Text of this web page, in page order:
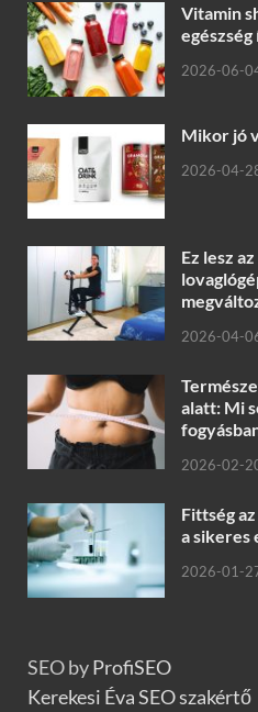
Vitamin
2026-06-
Mikor jó
2026-04-
Ez lesz
2026-04-
alatt: Mi
2026-02-
Fittség
a sikeres
2026-01-
SEO byProfiSEO
Kerekesi Éva SEO szakértő